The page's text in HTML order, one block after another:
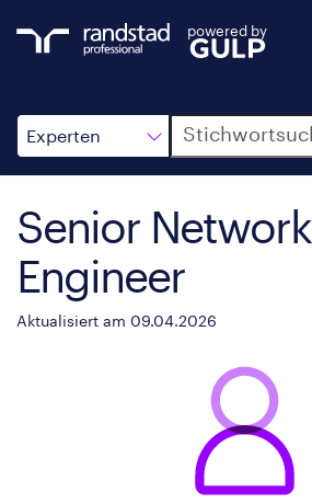
powered by
Experten
Suche
Senior Network
Engineer
Aktualisiert am 09.04.2026